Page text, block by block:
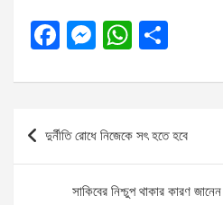
F
ce
b
o
o
M
se
n
g
er
W
at
A
p
ar
Post
navigation
দুর্নীতি রোধে নিজেকে সৎ হতে হবে
সাকিবের নিশ্চুপ থাকার কারণ